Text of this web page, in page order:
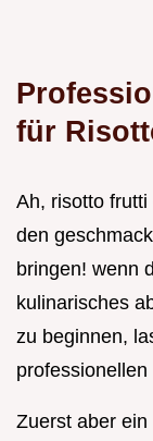
für
Ah, risotto
den
bringen! wenn
kulinarisches
zu beginnen,
Zuerst aber